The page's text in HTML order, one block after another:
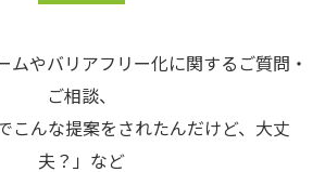
ムやバリアフリー化に関するご質問・
ご相談、
こんな提案をされたんだけど、大丈
夫？」など